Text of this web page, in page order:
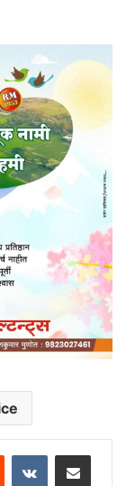
Reddit VKontakteShare via Email